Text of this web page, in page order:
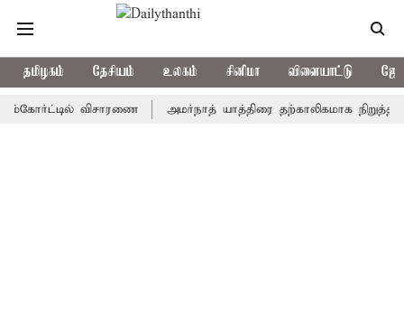
தமிழகம் தேசியம் உலகம் சினிமா விளையாட்டு
விசாரணை அமர்நாத் யாத்திரை தற்காலிகமாக நிறுத்தம்